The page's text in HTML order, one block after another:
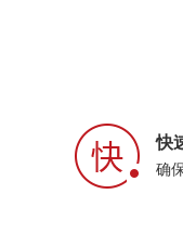
快
确